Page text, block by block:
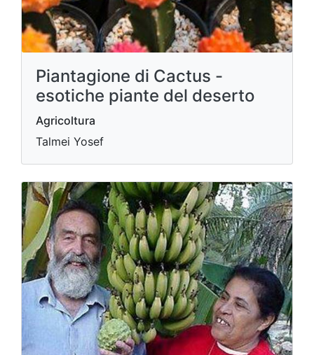
Piantagione di Cactus -
esotiche piante del deserto
Agricoltura
Talmei Yosef